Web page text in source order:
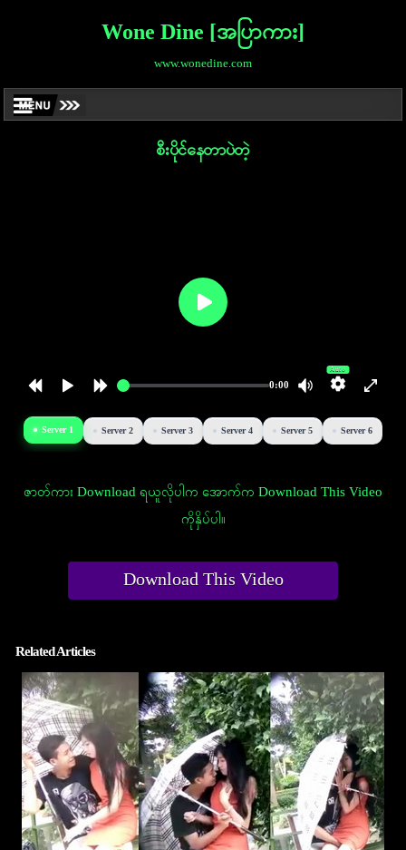
Wone Dine [အပြာကား]
www.wonedine.com
စီးပိုင်နေတာပဲတဲ့
0:00
Auto
Server 1 Server 2 Server 3 Server 4 Server 5 Server 6
ဇာတ်ကား Download ရယူလိုပါက အောက်က Download This Video
ကိုနှိပ်ပါ။
Download This Video
Related Articles